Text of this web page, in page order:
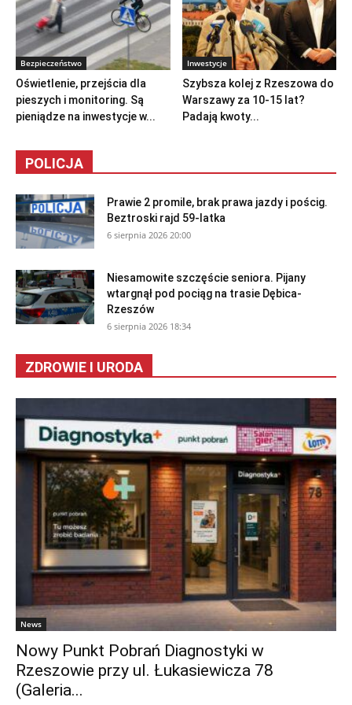
Bezpieczeństwo
Oświetlenie, przejścia dla
pieszych i monitoring. Są
pieniądze na inwestycje w...
Inwestycje
Szybsza kolej z Rzeszowa do
Warszawy za 10-15 lat?
Padają kwoty...
POLICJA
Prawie 2 promile, brak prawa jazdy i pościg.
Beztroski rajd 59-latka
6 sierpnia 2026 20:00
Niesamowite szczęście seniora. Pijany
wtargnął pod pociąg na trasie Dębica-
Rzeszów
6 sierpnia 2026 18:34
ZDROWIE I URODA
News
Nowy Punkt Pobrań Diagnostyki w
Rzeszowie przy ul. Łukasiewicza 78
(Galeria...